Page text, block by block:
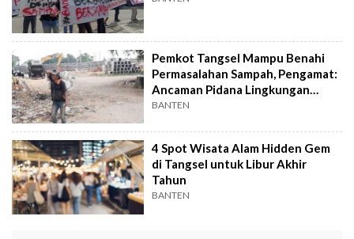
Pemkot Tangsel Mampu Benahi
Permasalahan Sampah, Pengamat:
Ancaman Pidana Lingkungan
Masih Prematur
BANTEN
4 Spot Wisata Alam Hidden Gem
di Tangsel untuk Libur Akhir
Tahun
BANTEN